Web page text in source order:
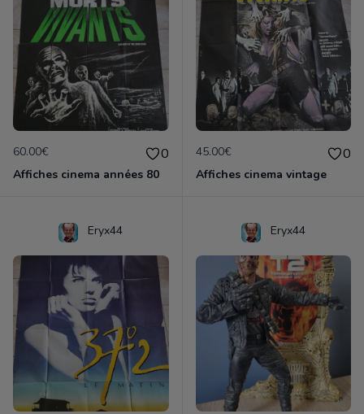
60.00€ 0
Affiches cinema années 80
45.00€ 0
Affiches cinema vintage
Eryx44 Eryx44